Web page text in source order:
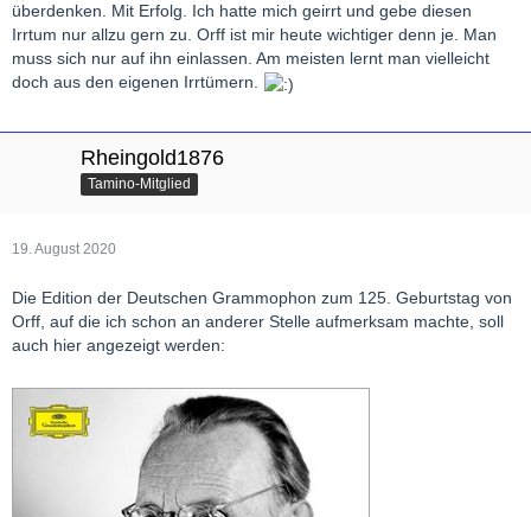
überdenken. Mit Erfolg. Ich hatte mich geirrt und gebe diesen
Irrtum nur allzu gern zu. Orff ist mir heute wichtiger denn je. Man
muss sich nur auf ihn einlassen. Am meisten lernt man vielleicht
doch aus den eigenen Irrtümern.
Rheingold1876
Tamino-Mitglied
19. August 2020
Die Edition der Deutschen Grammophon zum 125. Geburtstag von
Orff, auf die ich schon an anderer Stelle aufmerksam machte, soll
auch hier angezeigt werden: